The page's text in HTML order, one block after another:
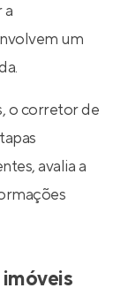
a
um
o corretor de
avalia a